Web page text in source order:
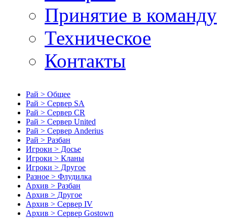
Принятие в команду
Техническое
Контакты
Рай > Общее
Рай > Сервер SA
Рай > Сервер CR
Рай > Сервер United
Рай > Сервер Anderius
Рай > Разбан
Игроки > Досье
Игроки > Кланы
Игроки > Другое
Разное > Флудилка
Архив > Разбан
Архив > Другое
Архив > Сервер IV
Архив > Сервер Gostown